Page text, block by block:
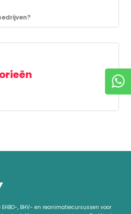
, BHV- en reanimatiecursussen voor